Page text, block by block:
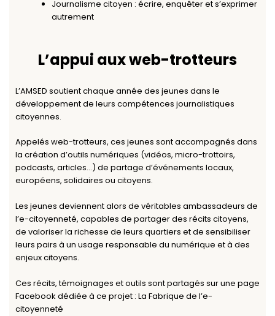
Journalisme citoyen : écrire, enquêter et s’exprimer
autrement
L’appui aux web-trotteurs
L’AMSED soutient chaque année des jeunes dans le
développement de leurs compétences journalistiques
citoyennes.
Appelés web-trotteurs, ces jeunes sont accompagnés dans
la création d’outils numériques (vidéos, micro-trottoirs,
podcasts, articles…) de partage d’événements locaux,
européens, solidaires ou citoyens.
Les jeunes deviennent alors de véritables ambassadeurs de
l’e-citoyenneté, capables de partager des récits citoyens,
de valoriser la richesse de leurs quartiers et de sensibiliser
leurs pairs à un usage responsable du numérique et à des
enjeux citoyens.
Ces récits, témoignages et outils sont partagés sur une page
Facebook dédiée à ce projet : La Fabrique de l’e-
citoyenneté